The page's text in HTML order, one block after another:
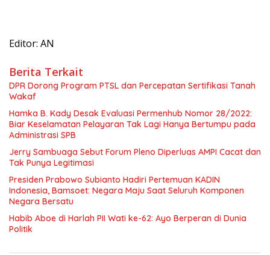
Editor: AN
Berita Terkait
DPR Dorong Program PTSL dan Percepatan Sertifikasi Tanah
Wakaf
Hamka B. Kady Desak Evaluasi Permenhub Nomor 28/2022:
Biar Keselamatan Pelayaran Tak Lagi Hanya Bertumpu pada
Administrasi SPB
Jerry Sambuaga Sebut Forum Pleno Diperluas AMPI Cacat dan
Tak Punya Legitimasi
Presiden Prabowo Subianto Hadiri Pertemuan KADIN
Indonesia, Bamsoet: Negara Maju Saat Seluruh Komponen
Negara Bersatu
Habib Aboe di Harlah PII Wati ke-62: Ayo Berperan di Dunia
Politik